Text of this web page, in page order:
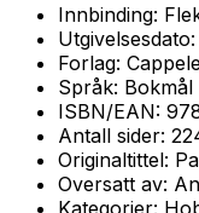
Innbinding:
Utgivelsesdato:
Forlag:
Språk: Bokmål
ISBN/EAN:
Antall sider:
Originaltittel:
Oversatt av:
Kategorier: